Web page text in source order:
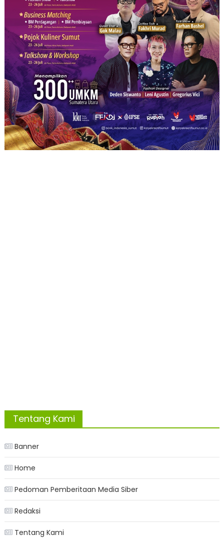
Tentang Kami
Banner
Home
Pedoman Pemberitaan Media Siber
Redaksi
Tentang Kami